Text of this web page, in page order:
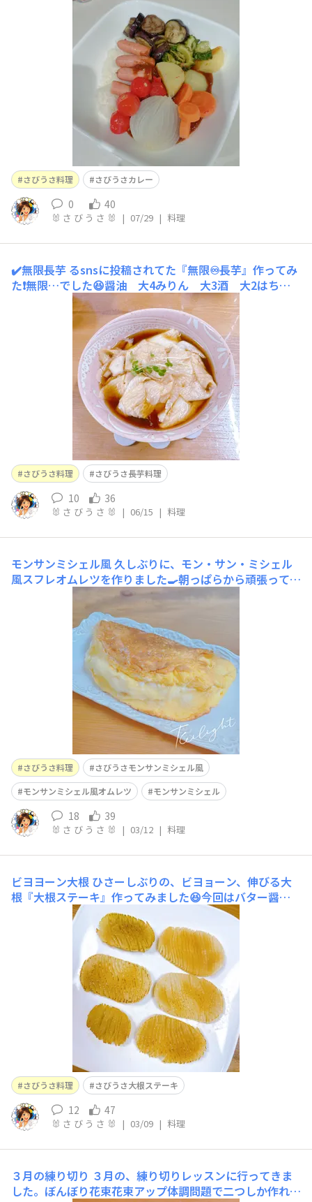
■作り方にんじん・玉ねぎ・じゃがいも…はレンチン。ゴ
ーヤ、ナス、プチトマト・ウインナー…はフライパンで焼
く。ご飯にレトルトカレーをかけ、その上に野菜を盛る。
コレ、めちゃうまです😆カレー嫌いの私が食べら
さびうさ料理 さびうさカレー
0 40
🐰 さ び う さ 🐰 | 07/29 | 料理
✔️無限長芋 るsnsに投稿されてた『無限♾️長芋』作ってみ
た❗️無限…でした😆醤油 大4みりん 大3酒 大2はちみ
つ 大1と1/2長芋をスライサーで薄くする。漬け調味料
を一煮立ちさせるすった長芋にかけて、味を染みらせるお
好みで、わさびをつけながら食べる
さびうさ料理 さびうさ長芋料理
10 36
🐰 さ び う さ 🐰 | 06/15 | 料理
モンサンミシェル風久しぶりに、モン・サン・ミシェル
風スフレオムレツを作りました🍳朝っぱらから頑張って作
ったので、頭痛😰
さびうさ料理
さびうさモンサンミシェル風
モンサンミシェル風オムレツ
モンサンミシェル
18 39
🐰 さ び う さ 🐰 | 03/12 | 料理
ビヨヨーン大根 ひさーしぶりの、ビヨョーン、伸びる大
根『大根ステーキ』作ってみました😆今回はバター醤油
味🧈↓作り方はコチラ​https://diy-square.cainz.com/ann
ouncements/0wdpjzglevxfyjv7​​
さびうさ料理 さびうさ大根ステーキ
12 47
🐰 さ び う さ 🐰 | 03/09 | 料理
３月の練り切り ３月の、練り切りレッスンに行ってきま
した。ぼんぼり花束花束アップ体調問題で二つしか作れな